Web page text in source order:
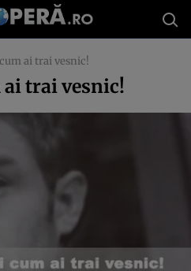
ai trai vesnic!
ai trai vesnic!